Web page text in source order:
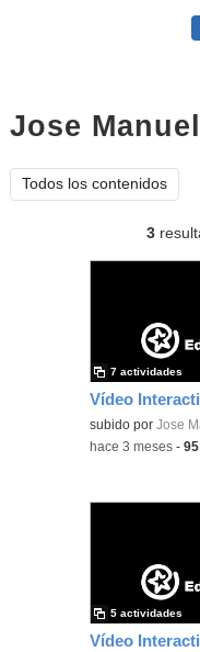
Jose
Todos los contenidos
3
Vídeo
subido porJose
7 actividades
-hace 3 meses -95
Vídeo
5 actividades